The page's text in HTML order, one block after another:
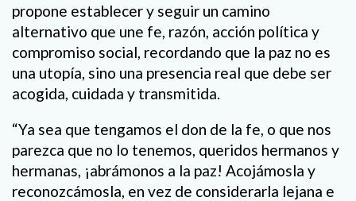
propone establecer y seguir un camino
alternativo que une fe, razón, acción política y
compromiso social, recordando que la paz no es
una utopía, sino una presencia real que debe ser
acogida, cuidada y transmitida.
“Ya sea que tengamos el don de la fe, o que nos
parezca que no lo tenemos, queridos hermanos y
hermanas, ¡abrámonos a la paz! Acojámosla y
reconozcámosla, en vez de considerarla lejana e